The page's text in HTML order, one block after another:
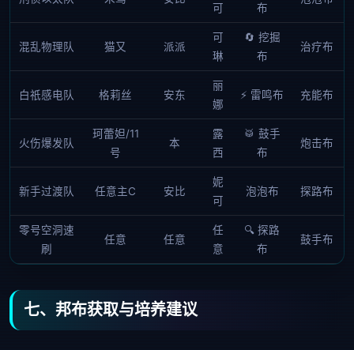
可 布
混乱物理队 猫又 派派
可
琳
🔄 挖掘
布
治疗布
白祇感电队 格莉丝 安东
丽
娜
⚡ 雷鸣布 充能布
火伤爆发队
珂蕾妲/11
号
本
露
西
🥁 鼓手
布
炮击布
新手过渡队 任意主C 安比
妮
可
泡泡布 探路布
零号空洞速
刷
任意 任意
任
意
🔍 探路
布
鼓手布
七、邦布获取与培养建议